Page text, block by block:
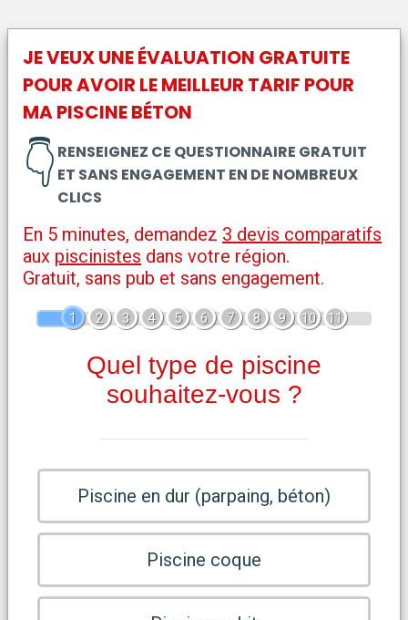
JE VEUX UNE ÉVALUATION GRATUITE
POUR AVOIR LE MEILLEUR TARIF POUR
MAPISCINE BÉTON
RENSEIGNEZ CE QUESTIONNAIRE GRATUIT
ET SANS ENGAGEMENT EN DE NOMBREUX
CLICS
👇
En 5 minutes, demandez 3 devis comparatifs
aux piscinistes dans votre région.
Gratuit, sans pub et sans engagement.
1 2 3 4 5 6 7 8 9 10 11
Quel type de piscine
souhaitez-vous ?
Piscine en dur (parpaing, béton)
Piscine coque